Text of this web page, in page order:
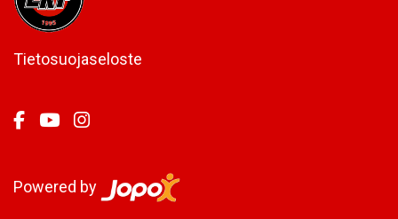
Tietosuojaseloste
Powered by